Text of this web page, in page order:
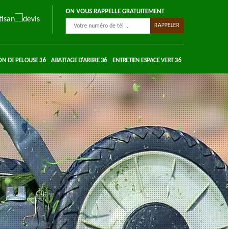
ON VOUS RAPPELLE GRATUITEMENT
DE PELOUSE 36 ABATTAGE D'ARBRE 36 ENTRETIEN ESPACE VERT 36